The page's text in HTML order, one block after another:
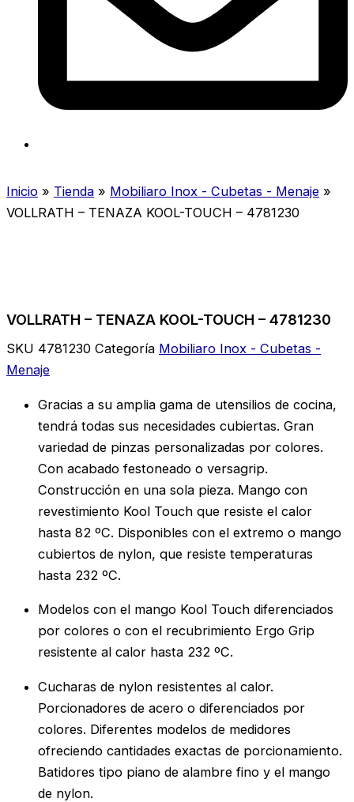
Inicio » Tienda » Mobiliaro Inox - Cubetas - Menaje »
VOLLRATH – TENAZA KOOL-TOUCH – 4781230
VOLLRATH – TENAZA KOOL-TOUCH – 4781230
SKU 4781230 Categoría Mobiliaro Inox - Cubetas -
Menaje
Gracias a su amplia gama de utensilios de cocina,
tendrá todas sus necesidades cubiertas. Gran
variedad de pinzas personalizadas por colores.
Con acabado festoneado o versagrip.
Construcción en una sola pieza. Mango con
revestimiento Kool Touch que resiste el calor
hasta 82 ºC. Disponibles con el extremo o mango
cubiertos de nylon, que resiste temperaturas
hasta 232 ºC.
Modelos con el mango Kool Touch diferenciados
por colores o con el recubrimiento Ergo Grip
resistente al calor hasta 232 ºC.
Cucharas de nylon resistentes al calor.
Porcionadores de acero o diferenciados por
colores. Diferentes modelos de medidores
ofreciendo cantidades exactas de porcionamiento.
Batidores tipo piano de alambre fino y el mango
de nylon.